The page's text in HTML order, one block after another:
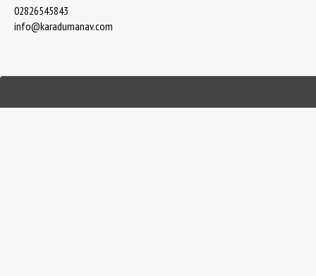
02826545843
info@karadumanav.com